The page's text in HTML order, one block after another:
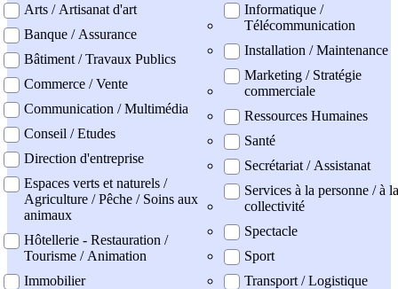
Arts / Artisanat d'art
Banque / Assurance
Bâtiment / Travaux Publics
Commerce / Vente
Communication / Multimédia
Conseil / Etudes
Direction d'entreprise
Espaces verts et naturels /
Agriculture / Pêche / Soins aux
animaux
Hôtellerie - Restauration /
Tourisme / Animation
Immobilier
Informatique /
Télécommunication
Installation / Maintenance
Marketing / Stratégie
commerciale
Ressources Humaines
Santé
Secrétariat / Assistanat
Services à la personne / à la
collectivité
Spectacle
Sport
Transport / Logistique